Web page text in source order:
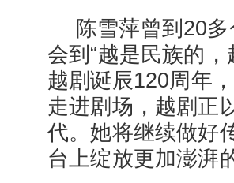
陈雪萍曾到20
会到“越是民族的
越剧诞辰120周年
走进剧场，越剧正
代。她将继续做好
台上绽放更加澎湃